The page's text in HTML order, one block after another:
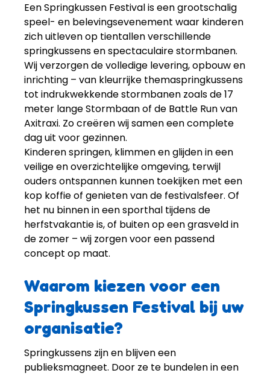
Een Springkussen Festival is een grootschalig
speel- en belevingsevenement waar kinderen
zich uitleven op tientallen verschillende
springkussens en spectaculaire stormbanen.
Wij verzorgen de volledige levering, opbouw en
inrichting – van kleurrijke themaspringkussens
tot indrukwekkende stormbanen zoals de 17
meter lange Stormbaan of de Battle Run van
Axitraxi. Zo creëren wij samen een complete
dag uit voor gezinnen.
Kinderen springen, klimmen en glijden in een
veilige en overzichtelijke omgeving, terwijl
ouders ontspannen kunnen toekijken met een
kop koffie of genieten van de festivalsfeer. Of
het nu binnen in een sporthal tijdens de
herfstvakantie is, of buiten op een grasveld in
de zomer – wij zorgen voor een passend
concept op maat.
Waarom kiezen voor een
Springkussen Festival bij uw
organisatie?
Springkussens zijn en blijven een
publieksmagneet. Door ze te bundelen in een